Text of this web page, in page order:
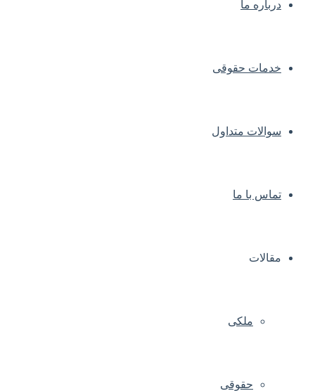
درباره ما
خدمات حقوقی
سوالات متداول
تماس با ما
مقالات
ملکی
حقوقی